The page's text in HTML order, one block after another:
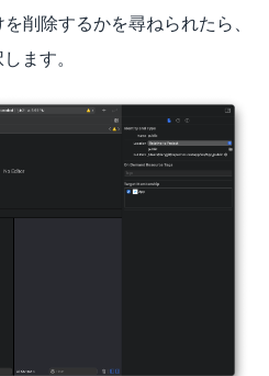
削除するかを尋ねられたら、
ます。